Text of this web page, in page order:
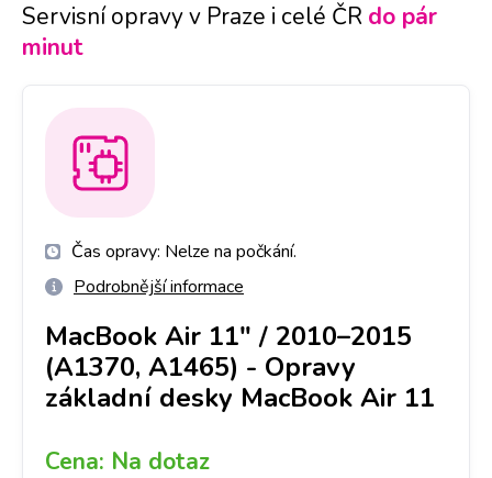
Servisní opravy v Praze i celé ČR do pár
minut
Čas opravy: Nelze na počkání.
Podrobnější informace
MacBook Air 11" / 2010–2015
(A1370, A1465) - Opravy
základní desky MacBook Air 11
Cena: Na dotaz